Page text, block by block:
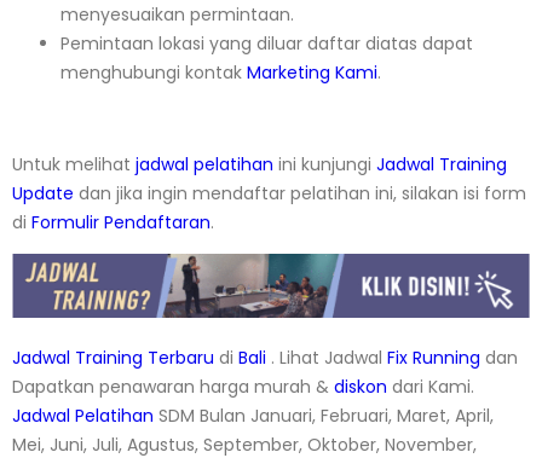
menyesuaikan permintaan.
Pemintaan lokasi yang diluar daftar diatas dapat
menghubungi kontak Marketing Kami.
Untuk melihat jadwal pelatihan ini kunjungi Jadwal Training
Update dan jika ingin mendaftar pelatihan ini, silakan isi form
di Formulir Pendaftaran.
Jadwal Training Terbaru di Bali . Lihat Jadwal Fix Running dan
Dapatkan penawaran harga murah & diskon dari Kami.
Jadwal Pelatihan SDM Bulan Januari, Februari, Maret, April,
Mei, Juni, Juli, Agustus, September, Oktober, November,